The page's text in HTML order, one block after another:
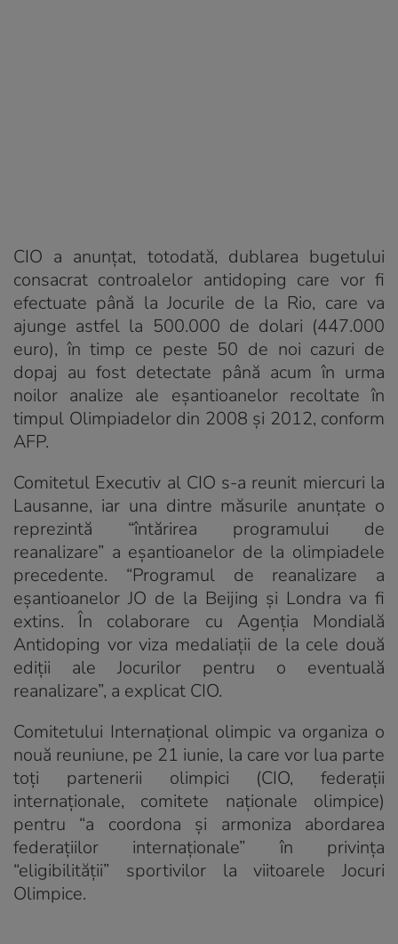
CIO a anunțat, totodată, dublarea bugetului
consacrat controalelor antidoping care vor fi
efectuate până la Jocurile de la Rio, care va
ajunge astfel la 500.000 de dolari (447.000
euro), în timp ce peste 50 de noi cazuri de
dopaj au fost detectate până acum în urma
noilor analize ale eșantioanelor recoltate în
timpul Olimpiadelor din 2008 și 2012, conform
AFP.
Comitetul Executiv al CIO s-a reunit miercuri la
Lausanne, iar una dintre măsurile anunțate o
reprezintă “întărirea programului de
reanalizare” a eșantioanelor de la olimpiadele
precedente. “Programul de reanalizare a
eșantioanelor JO de la Beijing și Londra va fi
extins. În colaborare cu Agenția Mondială
Antidoping vor viza medaliații de la cele două
ediții ale Jocurilor pentru o eventuală
reanalizare”, a explicat CIO.
Comitetului Internațional olimpic va organiza o
nouă reuniune, pe 21 iunie, la care vor lua parte
toți partenerii olimpici (CIO, federații
internaționale, comitete naționale olimpice)
pentru “a coordona și armoniza abordarea
federațiilor internaționale” în privința
“eligibilității” sportivilor la viitoarele Jocuri
Olimpice.